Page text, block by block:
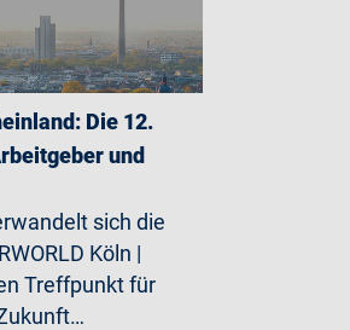
Die 12.
und
sich die
Köln |
Treffpunkt für